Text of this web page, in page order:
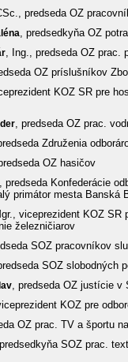
predseda OZ
, predsedkyňa OZ
, Ing., predseda OZ prac.
OZ príslušníkov
KOZ SR pre
, predseda OZ prac.
Združenia
OZ hasičov
predseda Konfederácie
primátor mesta Banská
viceprezident KOZ SR
železničiarov
SOZ pracovníkov
SOZ slobodných
, predseda OZ justície v
KOZ pre
OZ prac. TV a športu
SOZ prac.